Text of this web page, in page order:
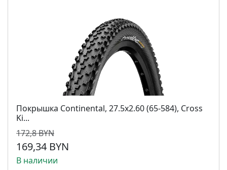
Покрышка Continental, 27.5x2.60 (65-584), Cross
Ki...
172,8 BYN
169,34 BYN
В наличии